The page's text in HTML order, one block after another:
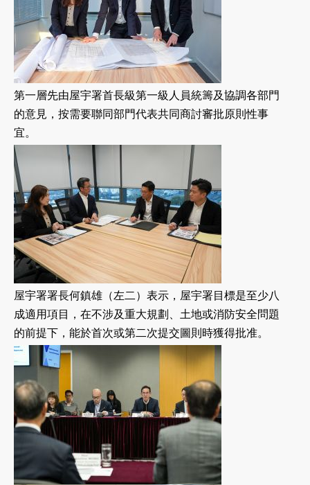
第一層先由屋宇署首長級第一級人員統籌及協調各部門
的意見，按需要聯同部門代表共同商討審批原則性事
宜。
屋宇署署長何鎮雄（左二）表示，屋宇署目標是至少八
成適用項目，在不涉及重大規劃、土地或消防安全問題
的前提下，能於首次或第二次提交圖則時獲得批准。